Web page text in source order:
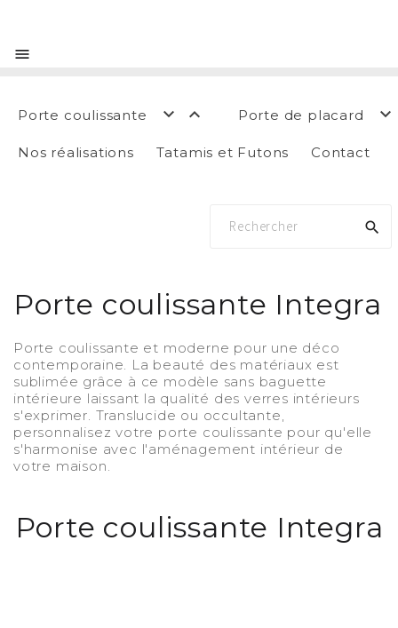

 
Porte coulissante 
Porte de placard
Nos réalisations Tatamis et Futons Contact

Porte coulissante Integra
Porte coulissante et moderne pour une déco
contemporaine. La beauté des matériaux est
sublimée grâce à ce modèle sans baguette
intérieure laissant la qualité des verres intérieurs
s'exprimer. Translucide ou occultante,
personnalisez votre porte coulissante pour qu'elle
s'harmonise avec l'aménagement intérieur de
votre maison.
Porte coulissante Integra